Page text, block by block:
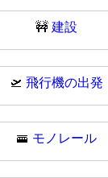
🚧建設
🛫飛行機の出発
🚟 モノレール